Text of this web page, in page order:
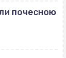
почесною